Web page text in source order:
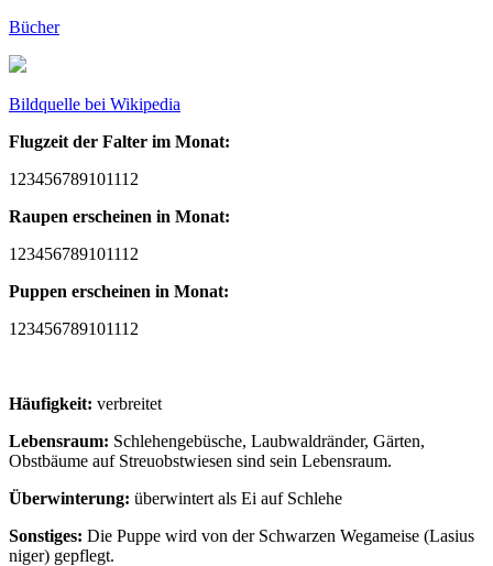
Bücher
Bildquelle bei Wikipedia
Flugzeit der Falter im Monat:
1 23456789101112
Raupen erscheinen in Monat:
1 23456789101112
Puppen erscheinen in Monat:
1 23456789101112
Häufigkeit: verbreitet
Lebensraum: Schlehengebüsche, Laubwaldränder, Gärten,
Obstbäume auf Streuobstwiesen sind sein Lebensraum.
Überwinterung: überwintert als Ei auf Schlehe
Sonstiges: Die Puppe wird von der Schwarzen Wegameise (Lasius
niger) gepflegt.